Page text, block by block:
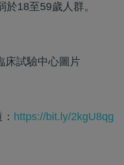
18至59歲人群。
床試驗中心圖片
https://bit.ly/2kgU8qg